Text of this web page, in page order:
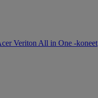
Veriton All in One -koneet